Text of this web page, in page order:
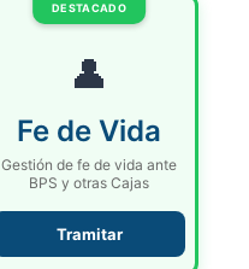
DESTACADO
👤
Fe de Vida
Gestión de fe de vida ante
BPS y otras Cajas
Tramitar